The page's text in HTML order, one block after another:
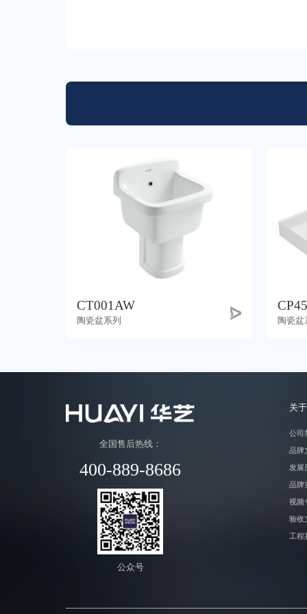
CT001AW
陶瓷盆系列 陶瓷盆
全国售后热线：
400-889-8686
公众号
关
公司
品牌
发展
品牌
视频
验收
工程